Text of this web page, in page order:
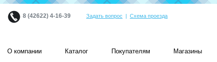
8 (42622) 4-16-39 Задать вопрос | Схема проезда
О компании Каталог Покупателям Магазины